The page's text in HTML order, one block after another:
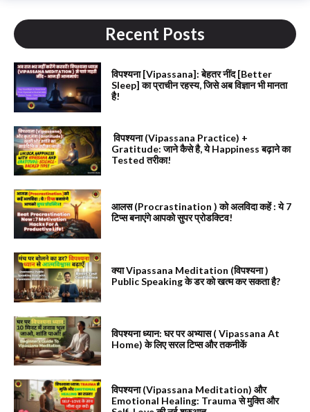
Recent Posts
विपश्यना [Vipassana]: बेहतर नींद [Better
Sleep] का प्राचीन रहस्य, जिसे अब विज्ञान भी मानता
है!
विपश्यना (Vipassana Practice) +
Gratitude: जाने कैसे है, ये Happiness बढ़ाने का
Tested तरीका!
आलस (Procrastination ) को अलविदा कहें : ये 7
टिप्स बनाएंगे आपको सुपर प्रोडक्टिव!
क्या Vipassana Meditation (विपश्यना )
Public Speaking के डर को खत्म कर सकता है?
विपश्यना ध्यान: घर पर अभ्यास ( Vipassana At
Home) के लिए सरल टिप्स और तकनीकें
विपश्यना (Vipassana Meditation) और
Emotional Healing: Trauma से मुक्ति और